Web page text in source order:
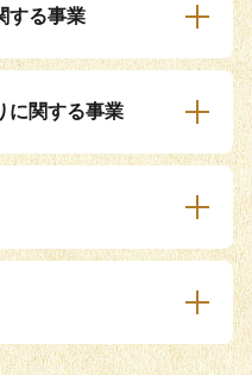
する事業
に関する事業